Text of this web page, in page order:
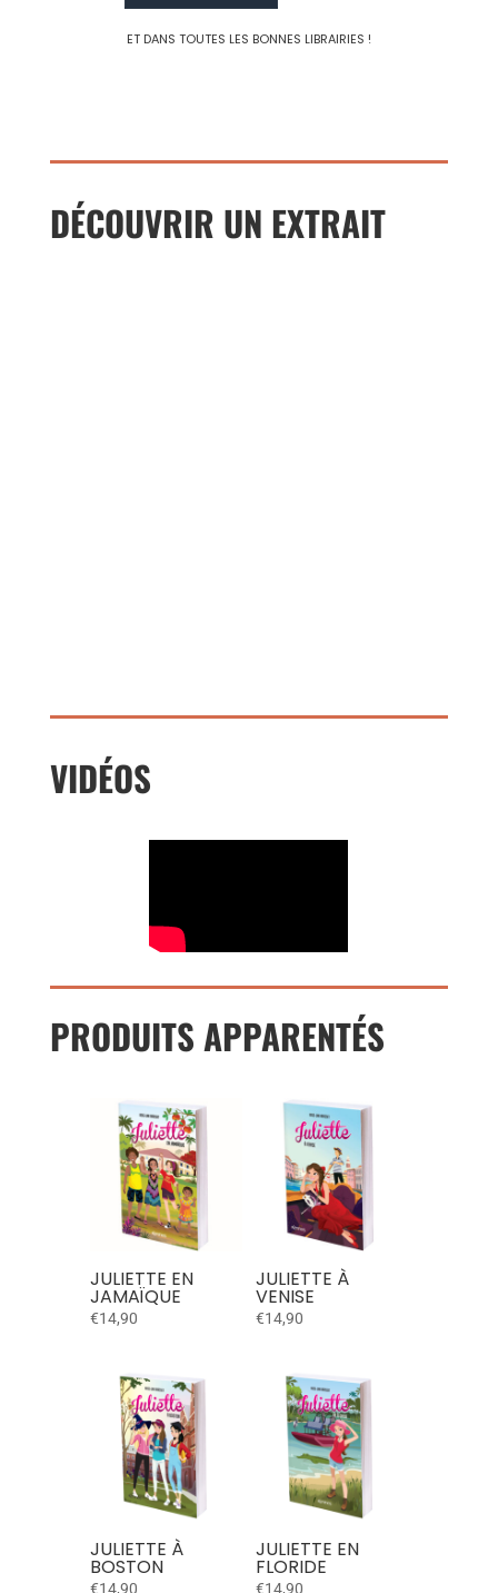
ET DANS TOUTES LES BONNES LIBRAIRIES !
DÉCOUVRIR UN EXTRAIT
VIDÉOS
PRODUITS APPARENTÉS
JULIETTE EN
JAMAÏQUE
€14,90
JULIETTE À
VENISE
€14,90
JULIETTE À
BOSTON
€14,90
JULIETTE EN
FLORIDE
€14,90